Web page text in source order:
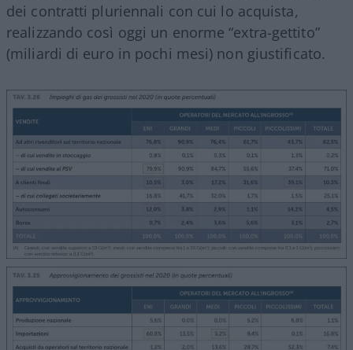
dei contratti pluriennali con cui lo acquista,
realizzando così oggi un enorme “extra-gettito”
(miliardi di euro in pochi mesi) non giustificato.